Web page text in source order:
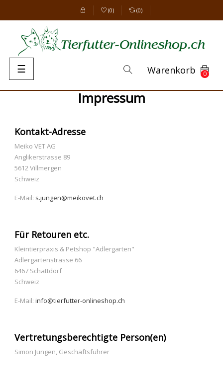
(0) (0)
Umschalten
der
Navigation
☰ Warenkorb 0
Impressum
Kontakt-Adresse
Meiko VET AG
Anglikerstrasse 89
5612 Villmergen
Schweiz
E-Mail: s.jungen@meikovet.ch
Für Retouren etc.
Kleintierpraxis & Petshop "Adlergarten"
Adlergartenstrasse 66
6467 Schattdorf
Schweiz
E-Mail: info@tierfutter-onlineshop.ch
Vertretungsberechtigte Person(en)
Simon Jungen, Geschäftsführer